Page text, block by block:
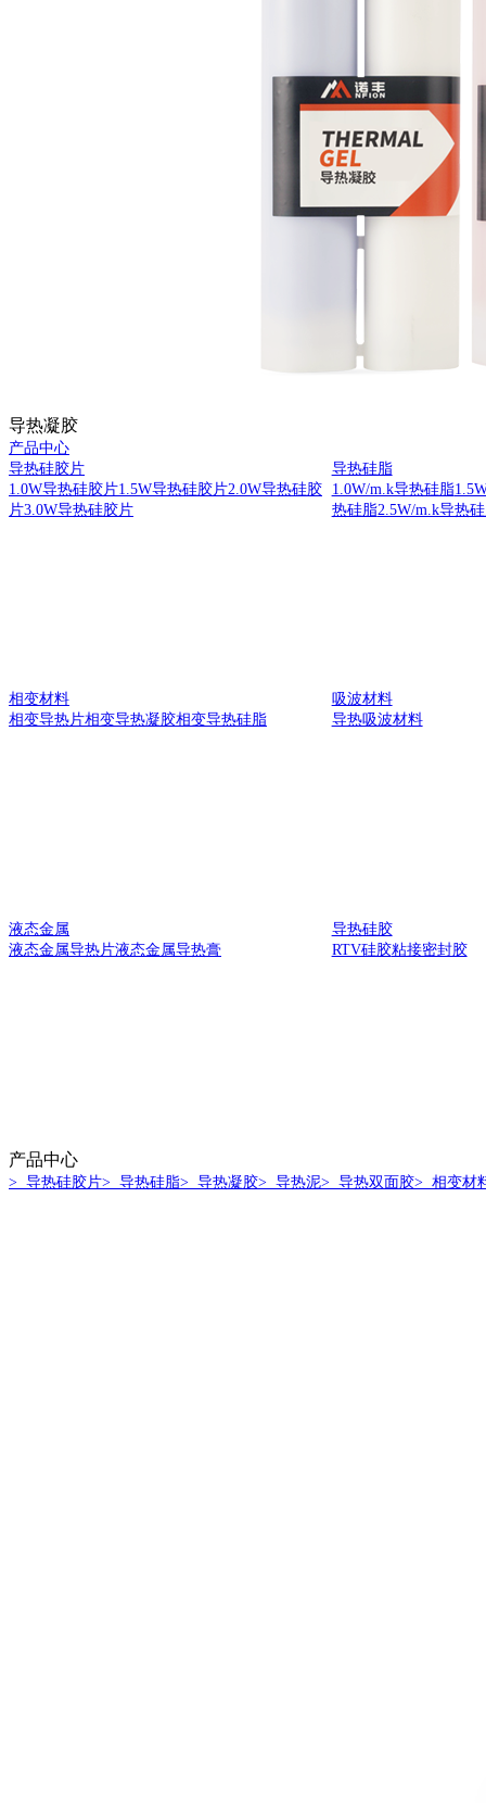
导热凝胶
产品中心
导热硅胶片
1.0W导热硅胶片1.5W导热硅胶片2.0W导热硅胶
片3.0W导热硅胶片
导热硅脂
1.0W/m.k导热硅脂
热硅脂2.5W/m.k导热
相变材料
相变导热片相变导热凝胶相变导热硅脂
吸波材料
导热吸波材料
液态金属
液态金属导热片液态金属导热膏
导热硅胶
RTV硅胶粘接密封胶
产品中心
> 导热硅胶片> 导热硅脂> 导热凝胶> 导热泥> 导热双面胶> 相变材